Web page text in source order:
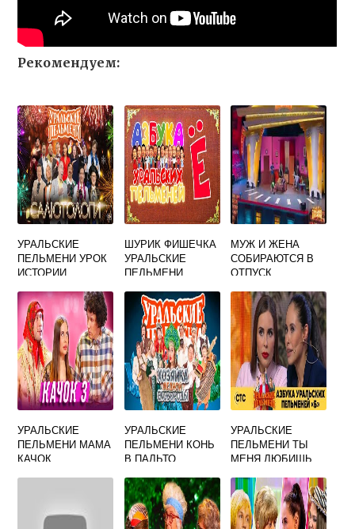
Рекомендуем:
УРАЛЬСКИЕ
ПЕЛЬМЕНИ УРОК
ИСТОРИИ
ШУРИК ФИШЕЧКА
УРАЛЬСКИЕ
ПЕЛЬМЕНИ
МУЖ И ЖЕНА
СОБИРАЮТСЯ В
ОТПУСК
ПЕЛЬМЕНИ
УРАЛЬСКИЕ
ПЕЛЬМЕНИ МАМА
КАЧОК
УРАЛЬСКИЕ
ПЕЛЬМЕНИ КОНЬ
В ПАЛЬТО
УРАЛЬСКИЕ
ПЕЛЬМЕНИ ТЫ
МЕНЯ ЛЮБИШЬ